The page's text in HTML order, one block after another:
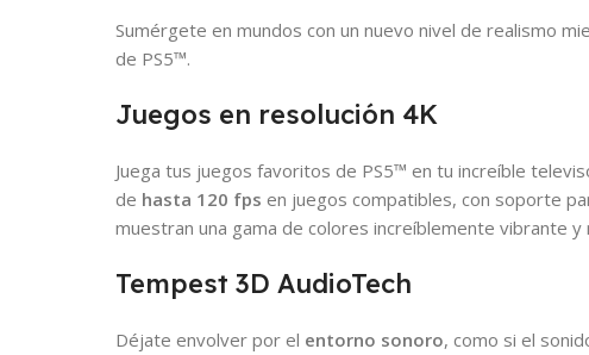
Sumérgete en mundos con un nuevo nivel de realismo
de PS5™.
Juegos en resolución 4K
Juega tus juegos favoritos de PS5™ en tu increíble
de hasta 120 fps en juegos compatibles, con soporte
muestran una gama de colores increíblemente vibrante y
Tempest 3D AudioTech
Déjate envolver por el entorno sonoro, como si el